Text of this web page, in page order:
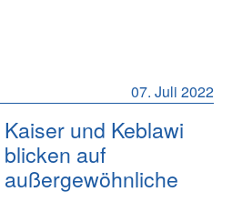
07. Juli 2022
Kaiser und Keblawi
blicken auf
außergewöhnliche